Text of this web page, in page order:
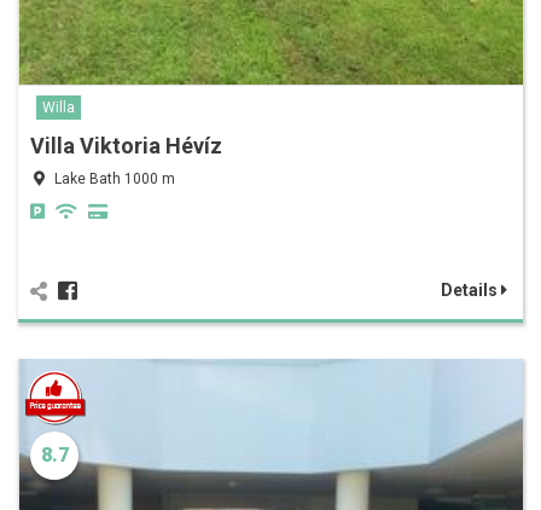
Willa
Villa Viktoria Hévíz
Lake Bath 1000 m
Details
8.7